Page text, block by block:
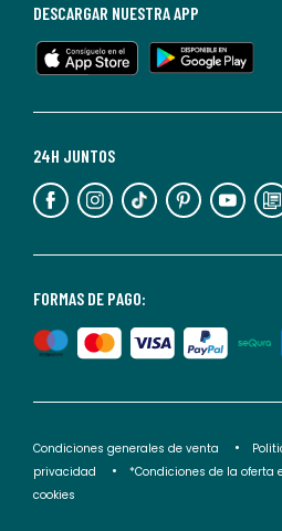
en
de
FORMAS DE PAGO:
24H JUNTOS
DESCARGAR NUESTRA APP
Condiciones generales de venta
privacidad
*Condiciones de la oferta
cookies